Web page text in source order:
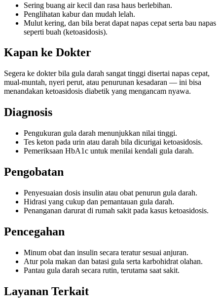
Sering buang air kecil dan rasa haus berlebihan.
Penglihatan kabur dan mudah lelah.
Mulut kering, dan bila berat dapat napas cepat serta bau napas
seperti buah (ketoasidosis).
Kapan ke Dokter
Segera ke dokter bila gula darah sangat tinggi disertai napas cepat,
mual-muntah, nyeri perut, atau penurunan kesadaran — ini bisa
menandakan ketoasidosis diabetik yang mengancam nyawa.
Diagnosis
Pengukuran gula darah menunjukkan nilai tinggi.
Tes keton pada urin atau darah bila dicurigai ketoasidosis.
Pemeriksaan HbA1c untuk menilai kendali gula darah.
Pengobatan
Penyesuaian dosis insulin atau obat penurun gula darah.
Hidrasi yang cukup dan pemantauan gula darah.
Penanganan darurat di rumah sakit pada kasus ketoasidosis.
Pencegahan
Minum obat dan insulin secara teratur sesuai anjuran.
Atur pola makan dan batasi gula serta karbohidrat olahan.
Pantau gula darah secara rutin, terutama saat sakit.
Layanan Terkait